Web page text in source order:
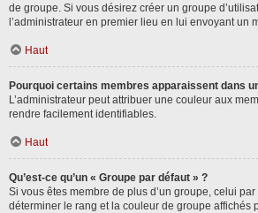
de groupe. Si vous désirez créer un groupe
l’administrateur en premier lieu en lui envoyant un
Haut
Pourquoi certains membres apparaissent dans
L’administrateur peut attribuer une couleur aux
rendre facilement identifiables.
Haut
Qu’est-ce qu’un « Groupe par défaut » ?
Si vous êtes membre de plus d’un groupe, celui
déterminer le rang et la couleur de groupe affichés